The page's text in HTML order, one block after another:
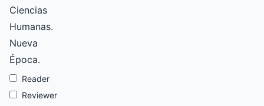
Ciencias
Humanas.
Nueva
Época.
Reader
Reviewer